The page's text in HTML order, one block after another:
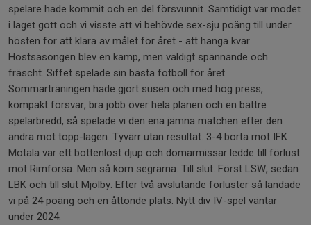
spelare hade kommit och en del försvunnit. Samtidigt var modet
i laget gott och vi visste att vi behövde sex-sju poäng till under
hösten för att klara av målet för året - att hänga kvar.
Höstsäsongen blev en kamp, men väldigt spännande och
fräscht. Siffet spelade sin bästa fotboll för året.
Sommarträningen hade gjort susen och med hög press,
kompakt försvar, bra jobb över hela planen och en bättre
spelarbredd, så spelade vi den ena jämna matchen efter den
andra mot topp-lagen. Tyvärr utan resultat. 3-4 borta mot IFK
Motala var ett bottenlöst djup och domarmissar ledde till förlust
mot Rimforsa. Men så kom segrarna. Till slut. Först LSW, sedan
LBK och till slut Mjölby. Efter två avslutande förluster så landade
vi på 24 poäng och en åttonde plats. Nytt div IV-spel väntar
under 2024.